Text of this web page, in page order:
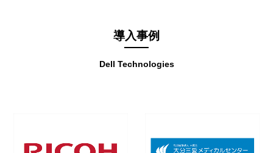
Dell Technologies
導入事例